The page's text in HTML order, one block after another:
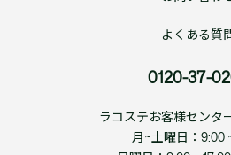
よくある質
0120-37-
ラコステお客様センタ
月~土曜日：9:00